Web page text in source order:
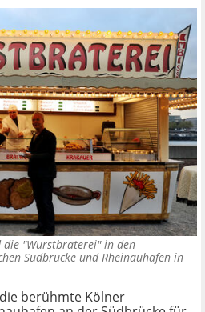
die "Wurstbraterei" in den
Südbrücke und Rheinauhafen in
berühmte Kölner